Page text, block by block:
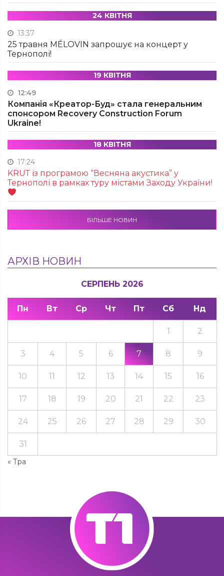
24 КВІТНЯ
13:37
25 травня MÉLOVIN запрошує на концерт у
Тернополі!
19 КВІТНЯ
12:49
Компанія «Креатор-Буд» стала генеральним
спонсором Recovery Construction Forum
Ukraine!
18 КВІТНЯ
17:24
KRUТ із програмою “Весняна акустика” у
Тернополі в рамках туру містами Заходу України!
БІЛЬШЕ НОВИН
АРХІВ НОВИН
СЕРПЕНЬ 2026
Пн Вт Ср Чт Пт Сб Нд
« Тра
1 2
3 4 5 6 7 8 9
10 11 12 13 14 15 16
17 18 19 20 21 22 23
24 25 26 27 28 29 30
31